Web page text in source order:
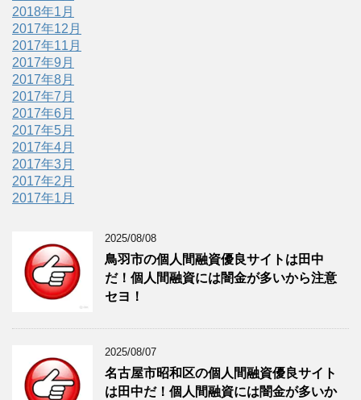
2018年1月
2017年12月
2017年11月
2017年9月
2017年8月
2017年7月
2017年6月
2017年5月
2017年4月
2017年3月
2017年2月
2017年1月
2025/08/08
鳥羽市の個人間融資優良サイトは田中
だ！個人間融資には闇金が多いから注意
セヨ！
2025/08/07
名古屋市昭和区の個人間融資優良サイト
は田中だ！個人間融資には闇金が多いか